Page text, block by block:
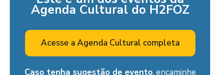
Agenda Cultural do H2FOZ
Acesse a Agenda Cultural completa
Caso tenha sugestão de evento, encaminhe